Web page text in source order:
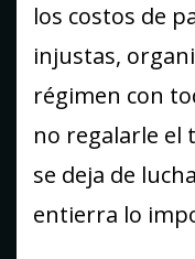
los costos de
injustas,
régimen con
no regalarle el
se deja de
entierra lo